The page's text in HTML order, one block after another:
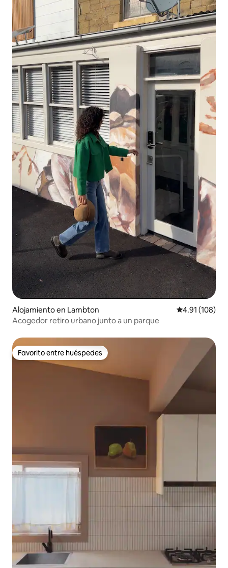
Alojamiento en Lambton Calificación
4.91 (108)
Acogedor retiro urbano junto a un parque
Favorito entre huéspedes
Favorito entre huéspedes